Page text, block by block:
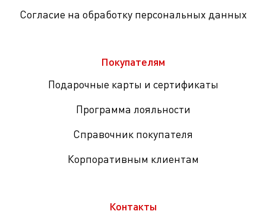
Согласие на обработку персональных данных
Покупателям
Подарочные карты и сертификаты
Программа лояльности
Справочник покупателя
Корпоративным клиентам
Контакты